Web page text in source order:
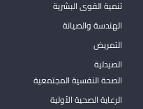
تنمية القوى البشرية
الهندسة والصيانة
التمريض
الصيدلية
الصحة النفسية المجتمعية
الرعاية الصحية الأولية